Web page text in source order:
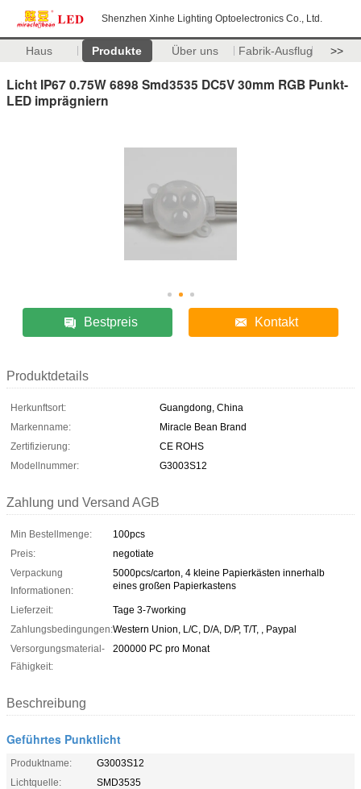
Shenzhen Xinhe Lighting Optoelectronics Co., Ltd.
Haus Produkte Über uns Fabrik-Ausflug >>
Licht IP67 0.75W 6898 Smd3535 DC5V 30mm RGB Punkt-
LED imprägniern
Bestpreis Kontakt
Produktdetails
Herkunftsort:
Guangdong, China
Markenname:
Miracle Bean Brand
Zertifizierung:
CE ROHS
Modellnummer:
G3003S12
Zahlung und Versand AGB
Min Bestellmenge:
100pcs
Preis:
negotiate
Verpackung
Informationen:
5000pcs/carton, 4 kleine Papierkästen innerhalb
eines großen Papierkastens
Lieferzeit:
Tage 3-7working
Zahlungsbedingungen:Western Union, L/C, D/A, D/P, T/T, , Paypal
Versorgungsmaterial-
Fähigkeit:
200000 PC pro Monat
Beschreibung
Geführtes Punktlicht
Produktname:
G3003S12
Lichtquelle:
SMD3535